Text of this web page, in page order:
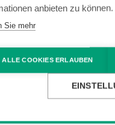
anbieten zu können.
Sie mehr
ALLE COOKIES ERLAUBEN
grosser
ART